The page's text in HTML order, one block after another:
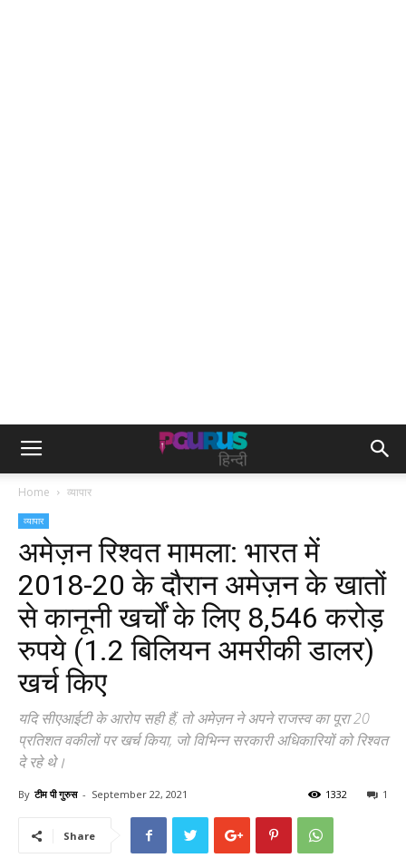
Home व्यापार
व्यापार
अमेज़न रिश्वत मामला: भारत में
2018-20 के दौरान अमेज़न के खातों
से कानूनी खर्चों के लिए 8,546 करोड़
रुपये (1.2 बिलियन अमरीकी डालर)
खर्च किए
यदि सीएआईटी के आरोप सही हैं, तो अमेज़न ने अपने राजस्व का पूरा 20
प्रतिशत वकीलों पर खर्च किया, जो विभिन्न सरकारी अधिकारियों को रिश्वत
दे रहे थे।
By टीम पी गुरुस - September 22, 2021 1
1332
Share